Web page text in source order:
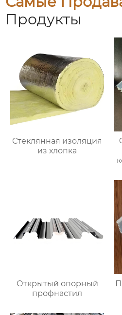
Продукты
Стеклянная изоляция
из хлопка
Открытый опорный
профнастил